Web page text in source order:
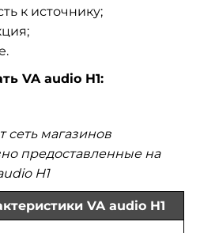
к источнику;
VA audio H1:
сеть магазинов
предоставленные на
H1
VA audio H1